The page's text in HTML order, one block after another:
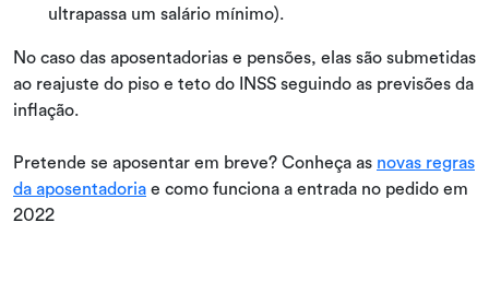
ultrapassa um salário mínimo).
No caso das aposentadorias e pensões, elas são submetidas
ao reajuste do piso e teto do INSS seguindo as previsões da
inflação.
Pretende se aposentar em breve? Conheça as novas regras
da aposentadoria e como funciona a entrada no pedido em
2022